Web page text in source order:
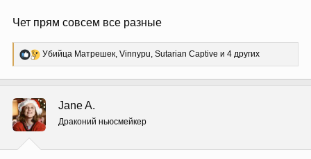
Чет прям совсем все разные
Р
е
ц
и
и
:
Убийца Матрешек, Vinnypu, Sutarian Captive и 4 других
Jane A.
Драконий ньюсмейкер